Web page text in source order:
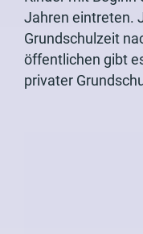
Jahren eintreten.
Grundschulzeit
öffentlichen gibt
privater